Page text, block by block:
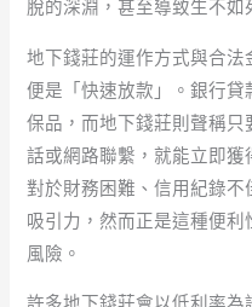
脫的深淵，甚至導致生不如
地下錢莊的運作方式與合
便是「快速放款」。銀行
保品，而地下錢莊則聲稱
話或網路聯繫，就能立即
對於財務困難、信用紀錄
吸引力，然而正是這種便
風險。